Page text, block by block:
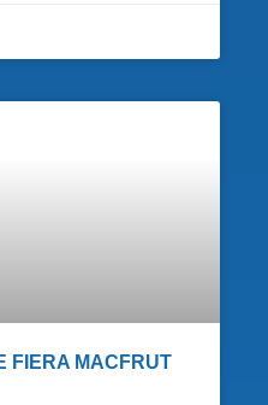
FIERA MACFRUT